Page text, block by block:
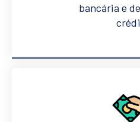
bancária e